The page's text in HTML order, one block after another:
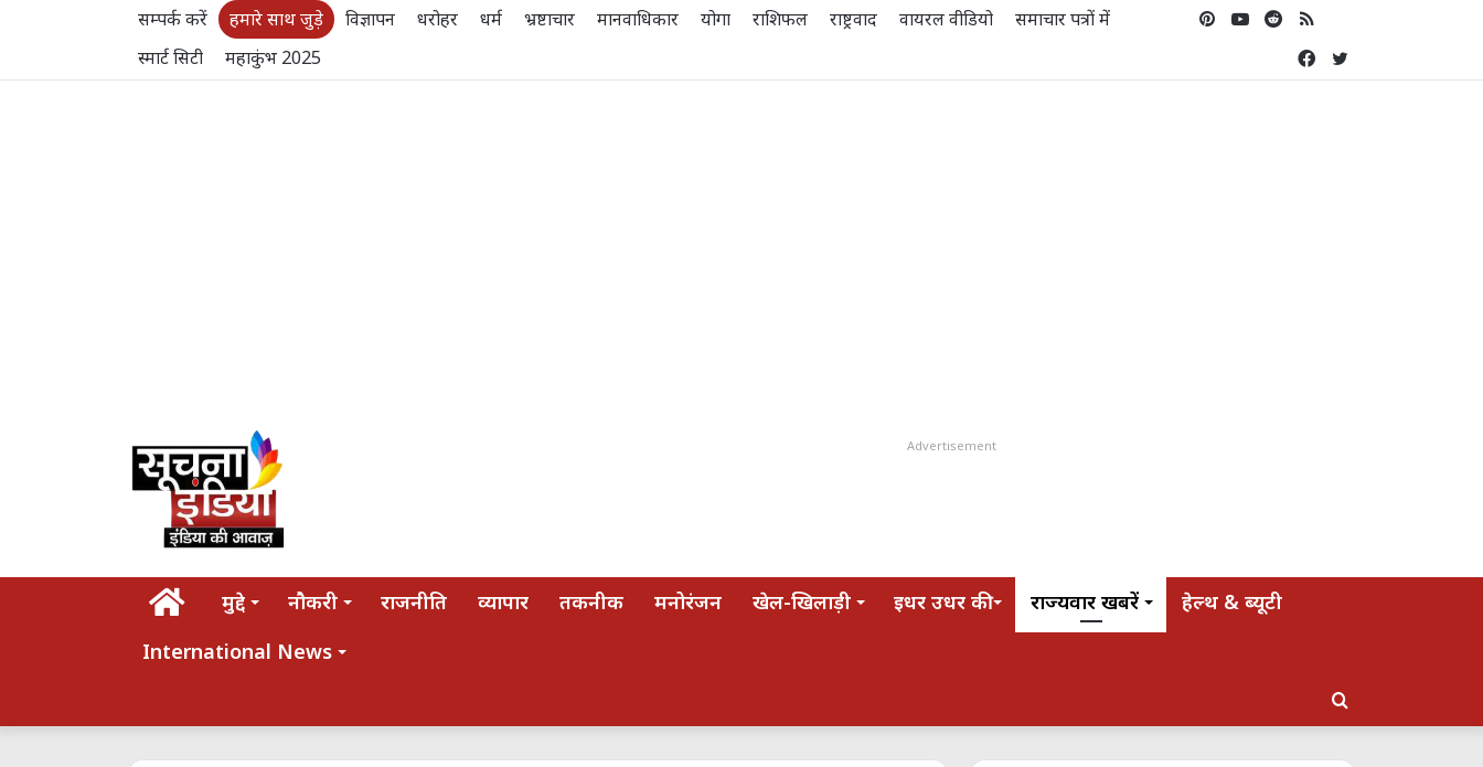
सम्पर्क करें हमारे साथ जुड़े विज्ञापन धरोहर धर्म भ्रष्टाचार मानवाधिकार योगा राशिफल राष्ट्रवाद वायरल वीडियो
समाचार पत्रों में
स्मार्ट सिटी
महाकुंभ 2025
RSS
Reddit
YouTube
Pinterest
Facebook
Advertisement
होम मुद्दे नौकरी राजनीति व्यापार तकनीक मनोरंजन खेल-खिलाड़ी इधर उधर की राज्यवार खबरें
हेल्थ & ब्यूटी
International News
Search